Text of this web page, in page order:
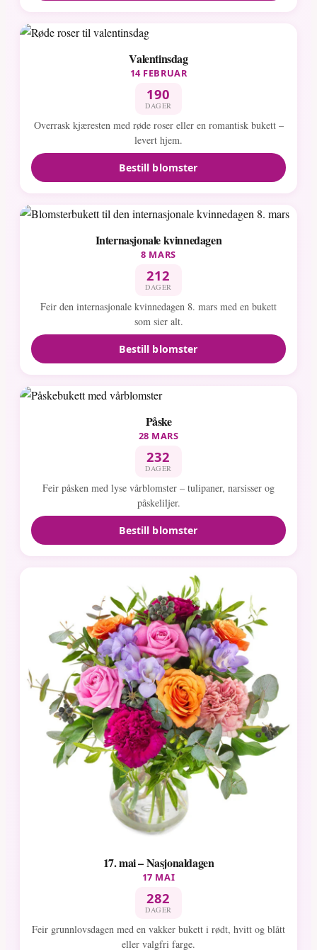
Valentinsdag
14 FEBRUAR
190
DAGER
Overrask kjæresten med røde roser eller en romantisk bukett –
levert hjem.
Bestill blomster
Internasjonale kvinnedagen
8 MARS
212
DAGER
Feir den internasjonale kvinnedagen 8. mars med en bukett
som sier alt.
Bestill blomster
Påske
28 MARS
232
DAGER
Feir påsken med lyse vårblomster – tulipaner, narsisser og
påskeliljer.
Bestill blomster
17. mai – Nasjonaldagen
17 MAI
282
DAGER
Feir grunnlovsdagen med en vakker bukett i rødt, hvitt og blått
eller valgfri farge.